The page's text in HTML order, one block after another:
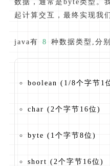
数据，通常是byte类型。
起计算交互，最终实现我
java有 8 种数据类型,分
boolean (1/8个字节1
char (2个字节16位)
byte (1个字节8位)
short (2个字节16位)